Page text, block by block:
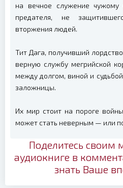
на вечное служение
предателя, не
вторжения людей.
Тит Дага, получивший
верную службу мегрийской
между долгом, виной и
заложницы.
Их мир стоит на пороге
может стать неверным — или
Поделитесь своим
аудиокниге в
знать Ваше